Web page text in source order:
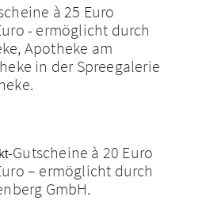
à 25 Euro
- ermöglicht durch
Apotheke am
in der Spreegalerie
-Gutscheine à 20 Euro
– ermöglicht durch
GmbH.